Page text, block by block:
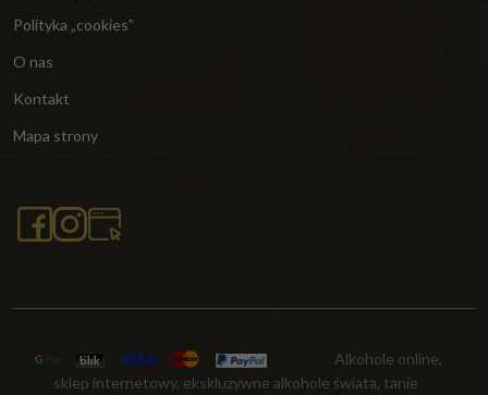
Polityka „cookies”
O nas
Kontakt
Mapa strony
Alkohole online,
sklep internetowy, ekskluzywne alkohole świata, tanie